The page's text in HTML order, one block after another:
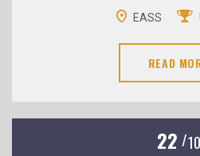
EASS
READ
22 /10